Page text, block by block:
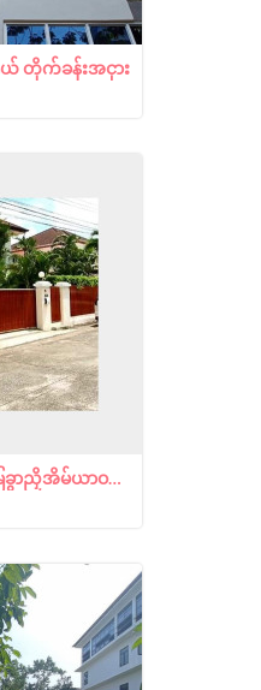
တိုက်ခန်းအငှား
သာကေတမြို့နယ်။ မြခွာညှိအိမ်ယာဝန်းအတွင်း